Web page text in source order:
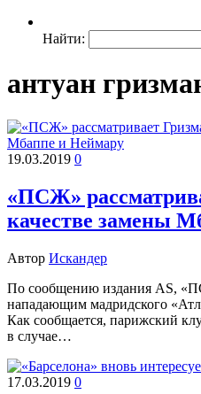
Найти:
антуан
19.03.2019 0
«ПСЖ»
качестве замены
Автор Искандер
По сообщению издания AS,
нападающим мадридского
Как сообщается, парижский
в случае…
17.03.2019 0